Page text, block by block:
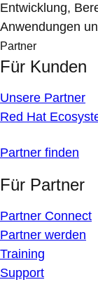
Entwicklung,
Anwendungen
Partner
Für Kunden
Unsere Partner
Red Hat
Partner finden
Für Partner
Partner Connect
Partner werden
Training
Support